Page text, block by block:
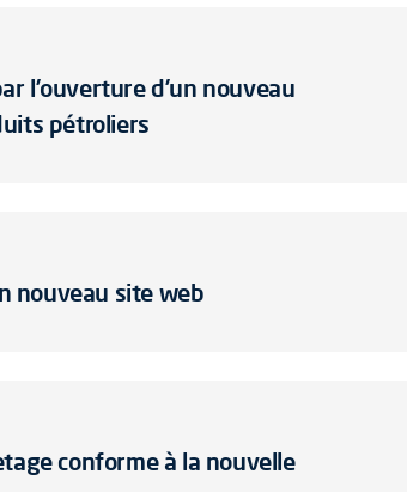
l’ouverture d’un nouveau
pétroliers
nouveau site web
conforme à la nouvelle